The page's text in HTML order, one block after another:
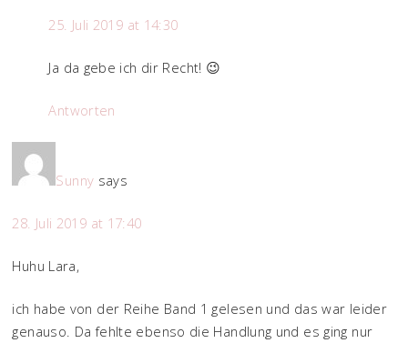
25. Juli 2019 at 14:30
Ja da gebe ich dir Recht! 😉
Antworten
Sunny says
28. Juli 2019 at 17:40
Huhu Lara,
ich habe von der Reihe Band 1 gelesen und das war leider
genauso. Da fehlte ebenso die Handlung und es ging nur